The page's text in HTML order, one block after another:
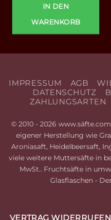
IN DEN
WARENKORB
IMPRESSUM AGB
DATENSCHUTZ
ZAHLUNGSARTEN
© 2010 - 2026
eigener Herstellung wie
Aroniasaft, Heidelbeersaft,
viele weitere Muttersäfte in
MwSt.. Fruchtsäfte in
Glasflaschen -
VERTRAG WIDERRUFEN